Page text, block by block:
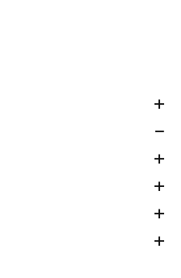
+
−
+
+
+
+